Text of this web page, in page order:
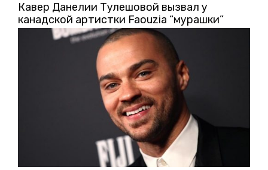
Кавер Данелии Тулешовой вызвал у
канадской артистки Faouzia “мурашки”